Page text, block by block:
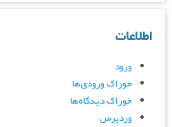
اطلاعات
ورود
خوراک ورودی‌ها
خوراک دیدگاه‌ها
وردپرس